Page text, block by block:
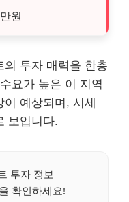
원
의 투자 매력을 한층
요가 높은 이 지역
예상되며, 시세
보입니다.
투자 정보
확인하세요!